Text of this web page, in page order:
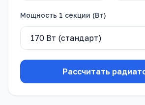
Мощность 1 секции (Вт)
Рассчитать